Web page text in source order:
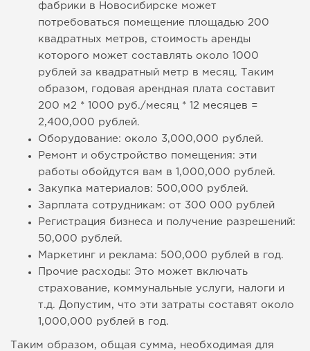
фабрики в Новосибирске может
потребоваться помещение площадью 200
квадратных метров, стоимость аренды
которого может составлять около 1000
рублей за квадратный метр в месяц. Таким
образом, годовая арендная плата составит
200 м2 * 1000 руб./месяц * 12 месяцев =
2,400,000 рублей.
Оборудование: около 3,000,000 рублей.
Ремонт и обустройство помещения: эти
работы обойдутся вам в 1,000,000 рублей.
Закупка материалов: 500,000 рублей.
Зарплата сотрудникам: от 300 000 рублей
Регистрация бизнеса и получение разрешений:
50,000 рублей.
Маркетинг и реклама: 500,000 рублей в год.
Прочие расходы: Это может включать
страхование, коммунальные услуги, налоги и
т.д. Допустим, что эти затраты составят около
1,000,000 рублей в год.
Таким образом, общая сумма, необходимая для